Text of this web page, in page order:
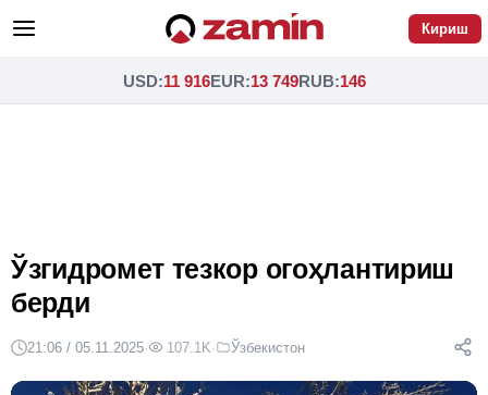
Кириш
USD:11 916EUR:13 749RUB:146
Ўзгидромет тезкор огоҳлантириш
берди
21:06 / 05.11.2025· 107.1K· Ўзбекистон